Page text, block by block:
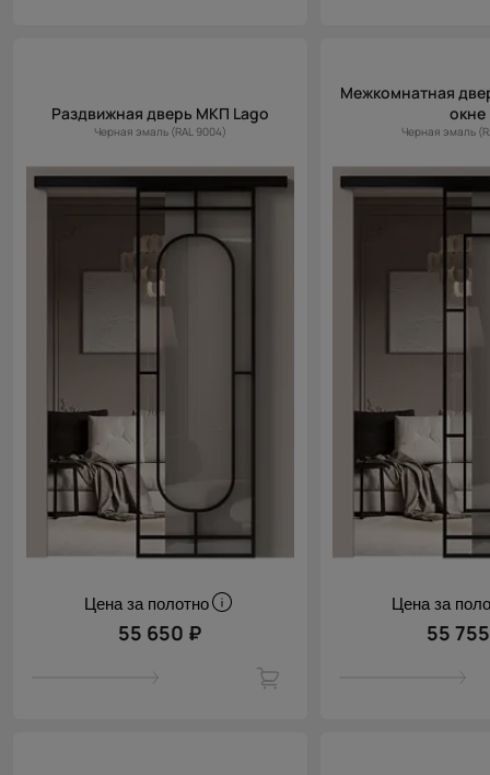
Раздвижная дверь МКП Lago
Черная эмаль (RAL 9004)
Цена за полотно
55 650 ₽
Межкомнатная
окне
Черная эмаль
Цена за
55